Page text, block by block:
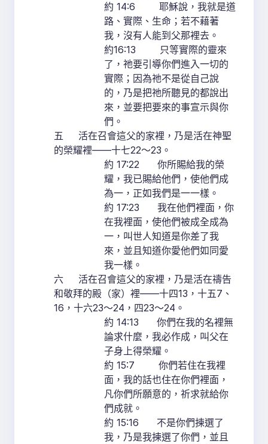
約 14:6 耶穌說，我就是道
路、實際、生命；若不藉著
我，沒有人能到父那裡去。
約16:13 只等實際的靈來
了，祂要引導你們進入一切的
實際；因為祂不是從自己說
的，乃是把祂所聽見的都說出
來，並要把要來的事宣示與你
們。
五 活在召會這父的家裡，乃是活在神聖
的榮耀裡——十七22～23。
約 17:22 你所賜給我的榮
耀，我已賜給他們，使他們成
為一，正如我們是一一樣。
約 17:23 我在他們裡面，你
在我裡面，使他們被成全成為
一，叫世人知道是你差了我
來，並且知道你愛他們如同愛
我一樣。
六 活在召會這父的家裡，乃是活在禱告
和敬拜的殿（家）裡——十四13，十五7、
16，十六23～24，四23～24。
約 14:13 你們在我的名裡無
論求什麼，我必作成，叫父在
子身上得榮耀。
約 15:7 你們若住在我裡
面，我的話也住在你們裡面，
凡你們所願意的，祈求就給你
們成就。
約 15:16 不是你們揀選了
我，乃是我揀選了你們，並且